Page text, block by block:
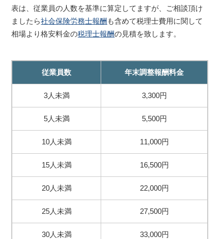
表は、従業員の人数を基準に算定してますが、ご相談頂け
ましたら社会保険労務士報酬 も含めて税理士費用に関して
相場より格安料金の税理士報酬の見積を致します。
従業員数 年末調整報酬料金
3人未満 3,300円
5人未満 5,500円
10人未満 11,000円
15人未満 16,500円
20人未満 22,000円
25人未満 27,500円
30人未満 33,000円